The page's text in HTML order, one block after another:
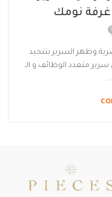
وظهر السرير بتنجيد
سرير متعدد الوظائف و الـ